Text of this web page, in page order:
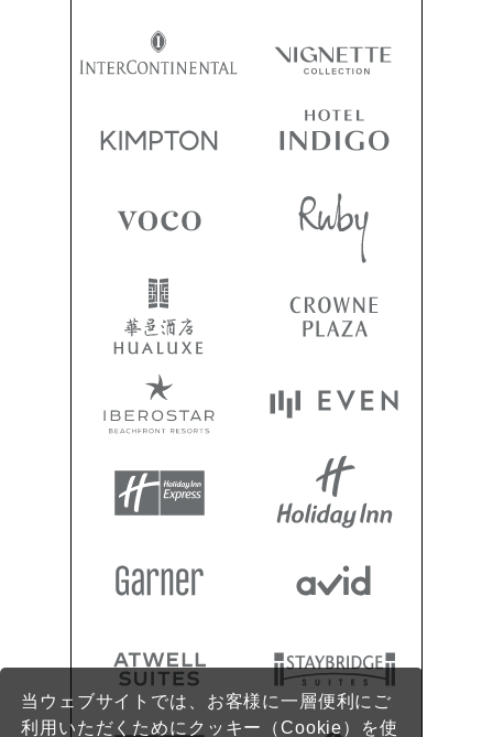
当ウェブサイトでは、お客様に一層便利にご
利用いただくためにクッキー（Cookie）を使